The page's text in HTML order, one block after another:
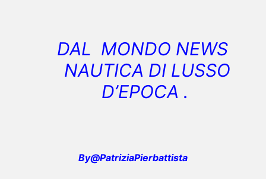
DAL MONDO NEWS
NAUTICA DI LUSSO
D’EPOCA .
By@PatriziaPierbattista